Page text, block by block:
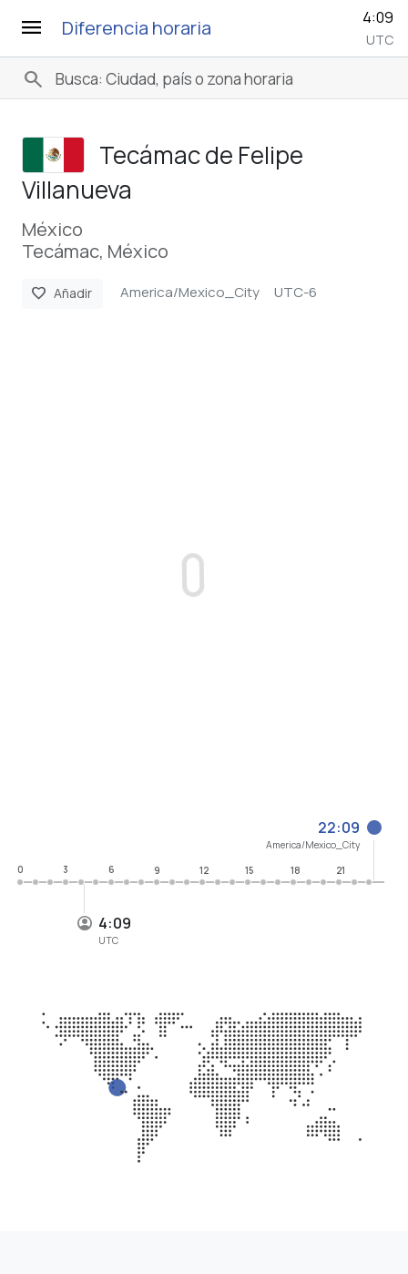
menu Diferencia horaria 4:09
UTC
search
Tecámac de Felipe
Villanueva
México
Tecámac, México
favorite Añadir America/Mexico_City UTC-6
4:09
UTC
22:09
America/Mexico_City
0
3 6 9 12 15 18 21